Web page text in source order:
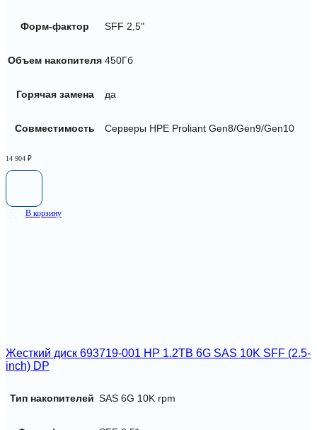
Форм-фактор SFF 2,5"
Объем накопителя 450Гб
Горячая замена да
Совместимость Серверы HPE Proliant Gen8/Gen9/Gen10
14 904 ₽
В корзину
Жесткий диск 693719-001 HP 1.2TB 6G SAS 10K SFF (2.5-
inch) DP
Тип накопителей SAS 6G 10K rpm